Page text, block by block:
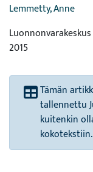
Lemmetty, Anne
2015
Tämän
tallennettu
kuitenkin
kokotekstiin.